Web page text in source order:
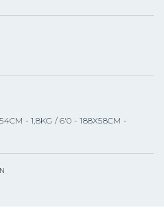
- 1,8KG / 6'0 - 188X58CM -